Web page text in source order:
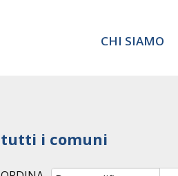
CHI SIAMO
tutti i comuni